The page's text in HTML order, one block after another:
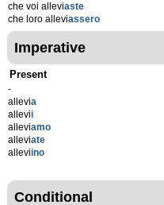
che voi alleviaste
che loro alleviassero
Imperative
Present
-
allevia
allevii
alleviamo
alleviate
alleviino
Conditional